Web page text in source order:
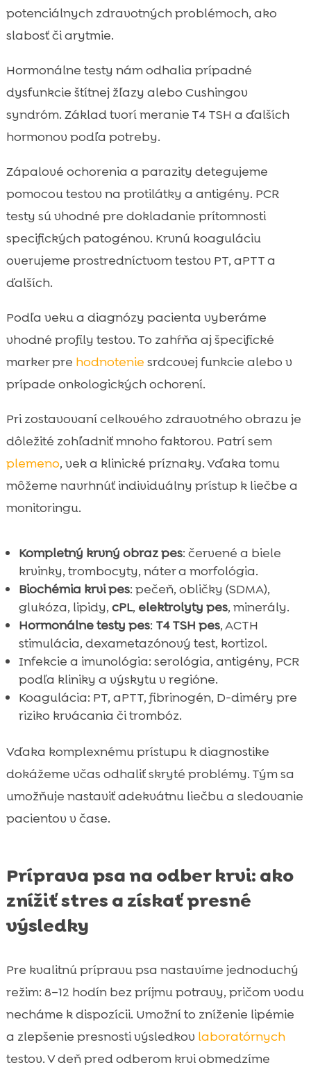
potenciálnych zdravotných problémoch, ako
slabosť či arytmie.
Hormonálne testy nám odhalia prípadné
dysfunkcie štítnej žľazy alebo Cushingov
syndróm. Základ tvorí meranie T4 TSH a ďalších
hormonov podľa potreby.
Zápalové ochorenia a parazity detegujeme
pomocou testov na protilátky a antigény. PCR
testy sú vhodné pre dokladanie prítomnosti
specifických patogénov. Krvnú koaguláciu
overujeme prostredníctvom testov PT, aPTT a
ďalších.
Podľa veku a diagnózy pacienta vyberáme
vhodné profily testov. To zahŕňa aj špecifické
marker pre hodnotenie srdcovej funkcie alebo v
prípade onkologických ochorení.
Pri zostavovaní celkového zdravotného obrazu je
dôležité zohľadniť mnoho faktorov. Patrí sem
plemeno, vek a klinické príznaky. Vďaka tomu
môžeme navrhnúť individuálny prístup k liečbe a
monitoringu.
Kompletný krvný obraz pes: červené a biele
krvinky, trombocyty, náter a morfológia.
Biochémia krvi pes: pečeň, obličky (SDMA),
glukóza, lipidy, cPL, elektrolyty pes, minerály.
Hormonálne testy pes: T4 TSH pes, ACTH
stimulácia, dexametazónový test, kortizol.
Infekcie a imunológia: serológia, antigény, PCR
podľa kliniky a výskytu v regióne.
Koagulácia: PT, aPTT, fibrinogén, D-diméry pre
riziko krvácania či trombóz.
Vďaka komplexnému prístupu k diagnostike
dokážeme včas odhaliť skryté problémy. Tým sa
umožňuje nastaviť adekvátnu liečbu a sledovanie
pacientov v čase.
Príprava psa na odber krvi: ako
znížiť stres a získať presné
výsledky
Pre kvalitnú prípravu psa nastavíme jednoduchý
režim: 8–12 hodín bez príjmu potravy, pričom vodu
necháme k dispozícii. Umožní to zníženie lipémie
a zlepšenie presnosti výsledkov laboratórnych
testov. V deň pred odberom krvi obmedzíme